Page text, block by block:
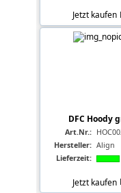
Jetzt kaufen
DFC Hoody
Art.Nr.:
Hersteller: Align
Lieferzeit:
Jetzt kaufen